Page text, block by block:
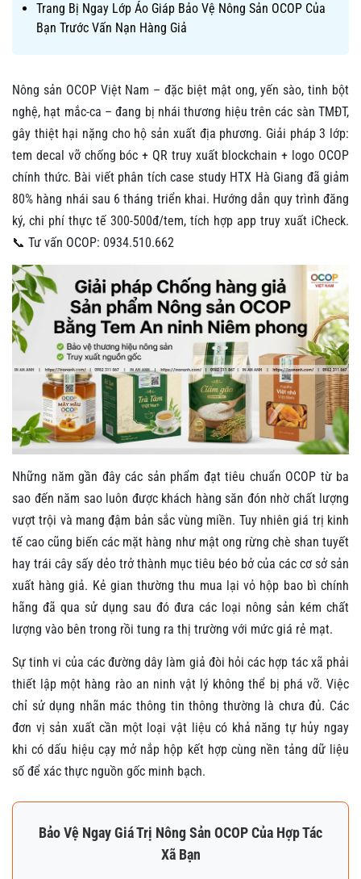
Trang Bị Ngay Lớp Áo Giáp Bảo Vệ Nông Sản OCOP Của
Bạn Trước Vấn Nạn Hàng Giả
Nông sản OCOP Việt Nam – đặc biệt mật ong, yến sào, tinh bột
nghệ, hạt mắc-ca – đang bị nhái thương hiệu trên các sàn TMĐT,
gây thiệt hại nặng cho hộ sản xuất địa phương. Giải pháp 3 lớp:
tem decal vỡ chống bóc + QR truy xuất blockchain + logo OCOP
chính thức. Bài viết phân tích case study HTX Hà Giang đã giảm
80% hàng nhái sau 6 tháng triển khai. Hướng dẫn quy trình đăng
ký, chi phí thực tế 300-500đ/tem, tích hợp app truy xuất iCheck.
📞 Tư vấn OCOP: 0934.510.662
Những năm gần đây các sản phẩm đạt tiêu chuẩn OCOP từ ba
sao đến năm sao luôn được khách hàng săn đón nhờ chất lượng
vượt trội và mang đậm bản sắc vùng miền. Tuy nhiên giá trị kinh
tế cao cũng biến các mặt hàng như mật ong rừng chè shan tuyết
hay trái cây sấy dẻo trở thành mục tiêu béo bở của các cơ sở sản
xuất hàng giả. Kẻ gian thường thu mua lại vỏ hộp bao bì chính
hãng đã qua sử dụng sau đó đưa các loại nông sản kém chất
lượng vào bên trong rồi tung ra thị trường với mức giá rẻ mạt.
Sự tinh vi của các đường dây làm giả đòi hỏi các hợp tác xã phải
thiết lập một hàng rào an ninh vật lý không thể bị phá vỡ. Việc
chỉ sử dụng nhãn mác thông tin thông thường là chưa đủ. Các
đơn vị sản xuất cần một loại vật liệu có khả năng tự hủy ngay
khi có dấu hiệu cạy mở nắp hộp kết hợp cùng nền tảng dữ liệu
số để xác thực nguồn gốc minh bạch.
Bảo Vệ Ngay Giá Trị Nông Sản OCOP Của Hợp Tác
Xã Bạn